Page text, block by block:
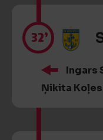
32’
Ingars
Ņikita